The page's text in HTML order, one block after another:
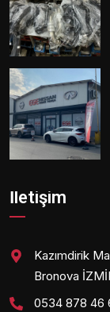
İletişim
Kazımdirik
Bronova
0534 878 46